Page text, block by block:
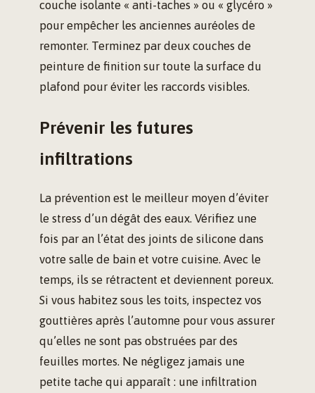
couche isolante « anti-taches » ou « glycéro »
pour empêcher les anciennes auréoles de
remonter. Terminez par deux couches de
peinture de finition sur toute la surface du
plafond pour éviter les raccords visibles.
Prévenir les futures
infiltrations
La prévention est le meilleur moyen d’éviter
le stress d’un dégât des eaux. Vérifiez une
fois par an l’état des joints de silicone dans
votre salle de bain et votre cuisine. Avec le
temps, ils se rétractent et deviennent poreux.
Si vous habitez sous les toits, inspectez vos
gouttières après l’automne pour vous assurer
qu’elles ne sont pas obstruées par des
feuilles mortes. Ne négligez jamais une
petite tache qui apparaît : une infiltration